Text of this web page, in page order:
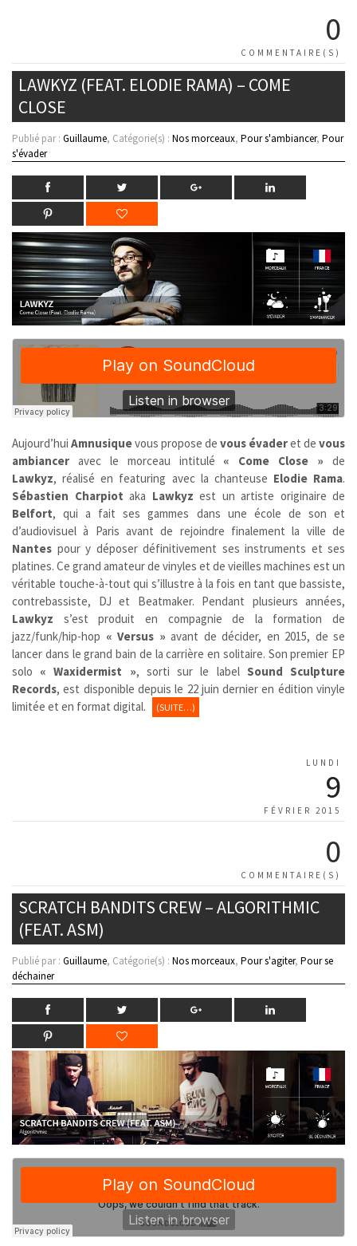
0
COMMENTAIRE(S)
LAWKYZ (FEAT. ELODIE RAMA) – COME
CLOSE
Publié par : Guillaume, Catégorie(s) : Nos morceaux, Pour s'ambiancer, Pour
s'évader
Aujourd’hui Amnusiquevous propose de vous évaderet de vous
ambiancer avec le morceau intitulé « Come Close » de
Lawkyz, réalisé en featuring avec la chanteuse Elodie Rama.
Sébastien Charpiot aka Lawkyz est un artiste originaire de
Belfort, qui a fait ses gammes dans une école de son et
d’audiovisuel à Paris avant de rejoindre finalement la ville de
Nantes pour y déposer définitivement ses instruments et ses
platines. Ce grand amateur de vinyles et de vieilles machines est un
véritable touche-à-tout qui s’illustre à la fois en tant que bassiste,
contrebassiste, DJ et Beatmaker. Pendant plusieurs années,
Lawkyz s’est produit en compagnie de la formation de
jazz/funk/hip-hop « Versus » avant de décider, en 2015, de se
lancer dans le grand bain de la carrière en solitaire. Son premier EP
solo « Waxidermist », sorti sur le label Sound Sculpture
Records, est disponible depuis le 22 juin dernier en édition vinyle
limitée et en format digital.
(SUITE…)
LUNDI
9
FÉVRIER 2015
0
COMMENTAIRE(S)
SCRATCH BANDITS CREW – ALGORITHMIC
(FEAT. ASM)
Publié par : Guillaume, Catégorie(s) : Nos morceaux, Pour s'agiter, Pour se
déchainer